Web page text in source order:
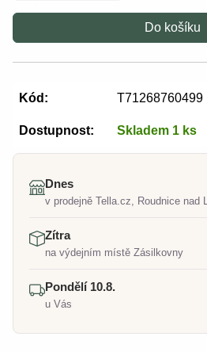
Do košíku
Kód: T71268760499
Dostupnost: Skladem 1 ks
Dnes
v prodejně Tella.cz, Roudnice nad
Zítra
na výdejním místě Zásilkovny
Pondělí 10.8.
u Vás